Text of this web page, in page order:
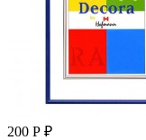
200 Р ₽